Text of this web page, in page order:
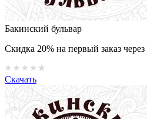
Бакинский бульвар
Скидка 20% на первый заказ
Скачать